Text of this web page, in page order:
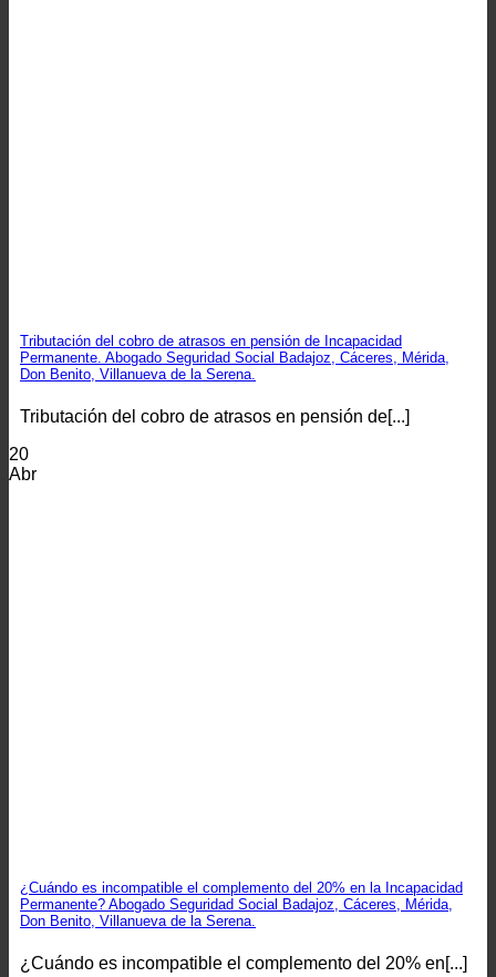
Tributación del cobro de atrasos en pensión de Incapacidad
Permanente. Abogado Seguridad Social Badajoz, Cáceres, Mérida,
Don Benito, Villanueva de la Serena.
Tributación del cobro de atrasos en pensión de[...]
20
Abr
¿Cuándo es incompatible el complemento del 20% en la Incapacidad
Permanente? Abogado Seguridad Social Badajoz, Cáceres, Mérida,
Don Benito, Villanueva de la Serena.
¿Cuándo es incompatible el complemento del 20% en[...]